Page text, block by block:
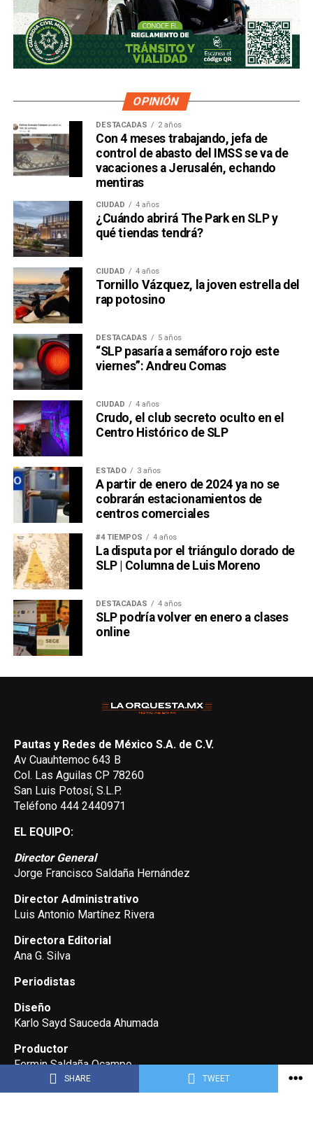
SHARE TWEET
OPINIÓN
DESTACADAS 2 años
Con 4 meses trabajando, jefa de
control de abasto del IMSS se va de
vacaciones a Jerusalén, echando
mentiras
CIUDAD 4 años
¿Cuándo abrirá The Park en SLP y
qué tiendas tendrá?
CIUDAD 4 años
Tornillo Vázquez, la joven estrella del
rap potosino
DESTACADAS 5 años
“SLP pasaría a semáforo rojo este
viernes”: Andreu Comas
CIUDAD 4 años
Crudo, el club secreto oculto en el
Centro Histórico de SLP
ESTADO 3 años
A partir de enero de 2024 ya no se
cobrarán estacionamientos de
centros comerciales
#4 TIEMPOS 4 años
La disputa por el triángulo dorado de
SLP | Columna de Luis Moreno
DESTACADAS 4 años
SLP podría volver en enero a clases
online
Pautas y Redes de México S.A. de C.V.
Av Cuauhtemoc 643 B
Col. Las Aguilas CP 78260
San Luis Potosí, S.L.P.
Teléfono 444 2440971
EL EQUIPO:
Director General
Jorge Francisco Saldaña Hernández
Director Administrativo
Luis Antonio Martínez Rivera
Directora Editorial
Ana G. Silva
Periodistas
Diseño
Karlo Sayd Sauceda Ahumada
Productor
Fermin Saldaña Ocampo